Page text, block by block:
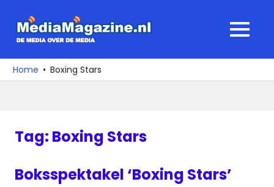
naar
media
over
MENU
Home Boxing Stars
Tag: Boxing Stars
Boksspektakel ‘Boxing Stars’